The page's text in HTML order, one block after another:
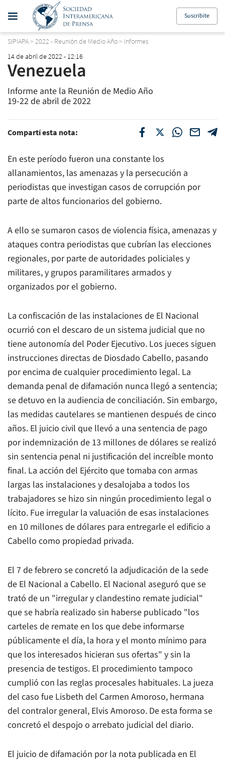
Suscribite
SIPIAPA> 2022 - Reunión de Medio Año> Informes
14 de abril de 2022 - 12:16
Venezuela
Informe ante la Reunión de Medio Año
19-22 de abril de 2022
Compartí esta nota:
En este período fueron una constante los
allanamientos, las amenazas y la persecución a
periodistas que investigan casos de corrupción por
parte de altos funcionarios del gobierno.
A ello se sumaron casos de violencia física, amenazas y
ataques contra periodistas que cubrían las elecciones
regionales, por parte de autoridades policiales y
militares, y grupos paramilitares armados y
organizados por el gobierno.
La confiscación de las instalaciones de El Nacional
ocurrió con el descaro de un sistema judicial que no
tiene autonomía del Poder Ejecutivo. Los jueces siguen
instrucciones directas de Diosdado Cabello, pasando
por encima de cualquier procedimiento legal. La
demanda penal de difamación nunca llegó a sentencia;
se detuvo en la audiencia de conciliación. Sin embargo,
las medidas cautelares se mantienen después de cinco
años. El juicio civil que llevó a una sentencia de pago
por indemnización de 13 millones de dólares se realizó
sin sentencia penal ni justificación del increíble monto
final. La acción del Ejército que tomaba con armas
largas las instalaciones y desalojaba a todos los
trabajadores se hizo sin ningún procedimiento legal o
lícito. Fue irregular la valuación de esas instalaciones
en 10 millones de dólares para entregarle el edificio a
Cabello como propiedad privada.
El 7 de febrero se concretó la adjudicación de la sede
de El Nacional a Cabello. El Nacional aseguró que se
trató de un "irregular y clandestino remate judicial"
que se habría realizado sin haberse publicado "los
carteles de remate en los que debe informarse
públicamente el día, la hora y el monto mínimo para
que los interesados hicieran sus ofertas" y sin la
presencia de testigos. El procedimiento tampoco
cumplió con las reglas procesales habituales. La jueza
del caso fue Lisbeth del Carmen Amoroso, hermana
del contralor general, Elvis Amoroso. De esta forma se
concretó el despojo o arrebato judicial del diario.
El juicio de difamación por la nota publicada en El